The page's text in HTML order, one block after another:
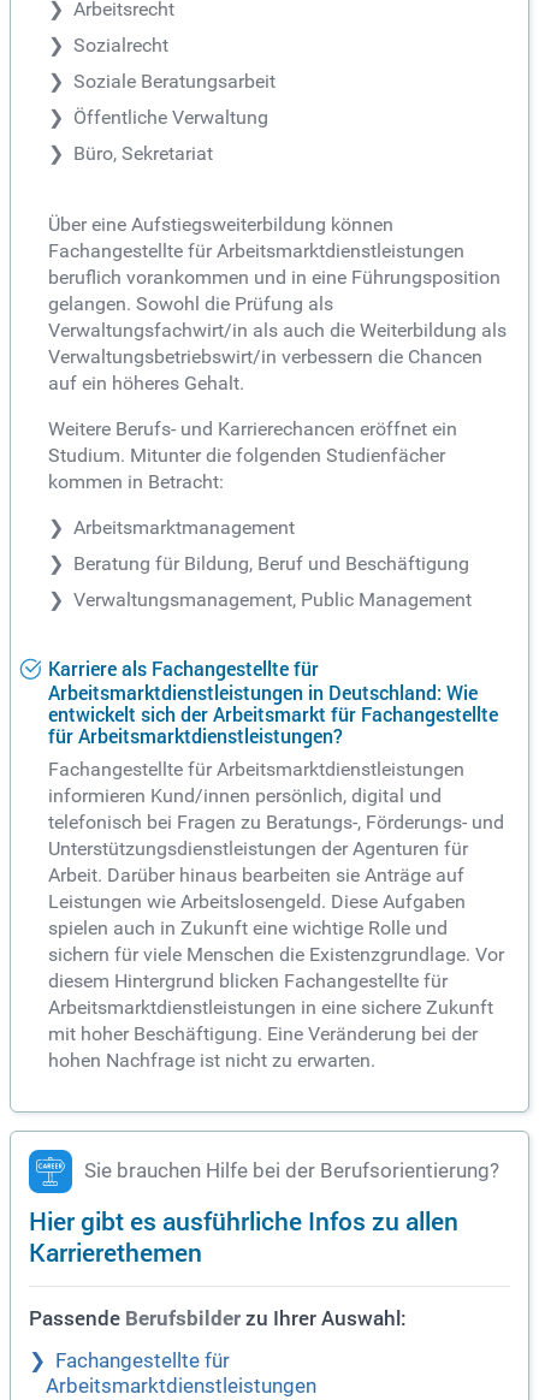
Arbeitsrecht
Sozialrecht
Soziale Beratungsarbeit
Öffentliche Verwaltung
Büro, Sekretariat
Über eine Aufstiegsweiterbildung können
Fachangestellte für Arbeitsmarktdienstleistungen
beruflich vorankommen und in eine Führungsposition
gelangen. Sowohl die Prüfung als
Verwaltungsfachwirt/in als auch die Weiterbildung als
Verwaltungsbetriebswirt/in verbessern die Chancen
auf ein höheres Gehalt.
Weitere Berufs- und Karrierechancen eröffnet ein
Studium. Mitunter die folgenden Studienfächer
kommen in Betracht:
Arbeitsmarktmanagement
Beratung für Bildung, Beruf und Beschäftigung
Verwaltungsmanagement, Public Management
Karriere als Fachangestellte für
Arbeitsmarktdienstleistungen in Deutschland: Wie
entwickelt sich der Arbeitsmarkt für Fachangestellte
für Arbeitsmarktdienstleistungen?
Fachangestellte für Arbeitsmarktdienstleistungen
informieren Kund/innen persönlich, digital und
telefonisch bei Fragen zu Beratungs-, Förderungs- und
Unterstützungsdienstleistungen der Agenturen für
Arbeit. Darüber hinaus bearbeiten sie Anträge auf
Leistungen wie Arbeitslosengeld. Diese Aufgaben
spielen auch in Zukunft eine wichtige Rolle und
sichern für viele Menschen die Existenzgrundlage. Vor
diesem Hintergrund blicken Fachangestellte für
Arbeitsmarktdienstleistungen in eine sichere Zukunft
mit hoher Beschäftigung. Eine Veränderung bei der
hohen Nachfrage ist nicht zu erwarten.
Sie brauchen Hilfe bei der Berufsorientierung?
Hier gibt es ausführliche Infos zu allen
Karrierethemen
Passende Berufsbilder zu Ihrer Auswahl:
Fachangestellte für
Arbeitsmarktdienstleistungen